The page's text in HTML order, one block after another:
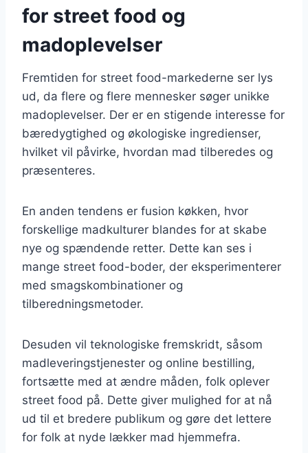
for street food og
madoplevelser
Fremtiden for street food-markederne ser lys
ud, da flere og flere mennesker søger unikke
madoplevelser. Der er en stigende interesse for
bæredygtighed og økologiske ingredienser,
hvilket vil påvirke, hvordan mad tilberedes og
præsenteres.
En anden tendens er fusion køkken, hvor
forskellige madkulturer blandes for at skabe
nye og spændende retter. Dette kan ses i
mange street food-boder, der eksperimenterer
med smagskombinationer og
tilberedningsmetoder.
Desuden vil teknologiske fremskridt, såsom
madleveringstjenester og online bestilling,
fortsætte med at ændre måden, folk oplever
street food på. Dette giver mulighed for at nå
ud til et bredere publikum og gøre det lettere
for folk at nyde lækker mad hjemmefra.